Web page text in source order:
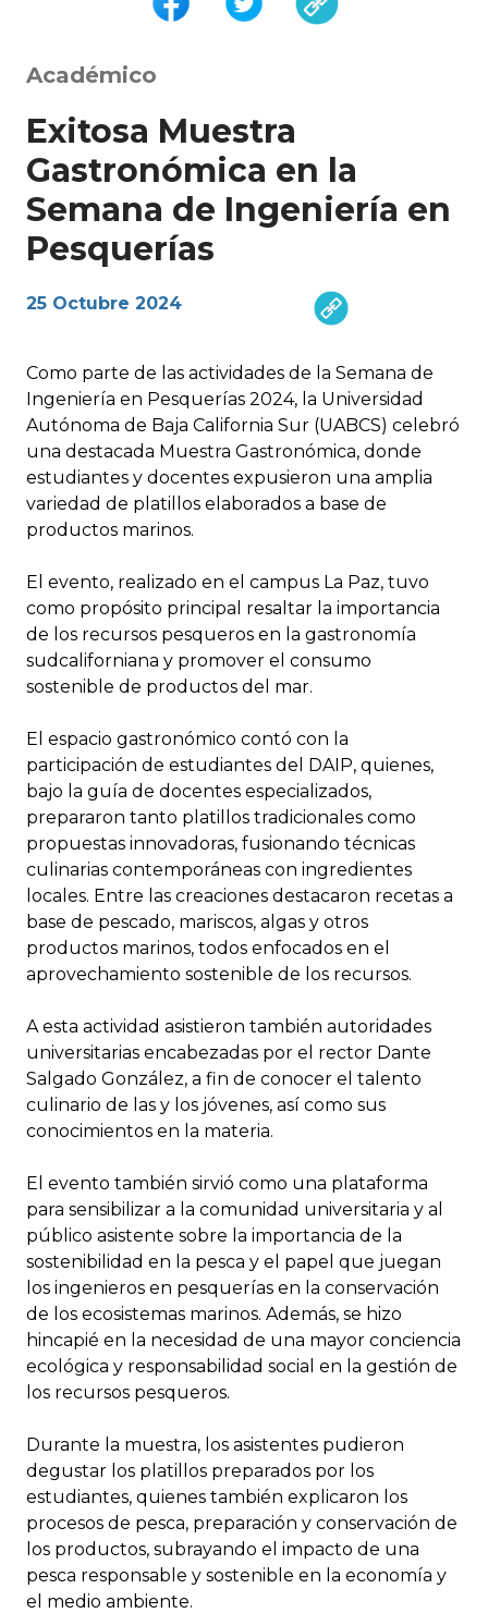
Académico
Exitosa Muestra
Gastronómica en la
Semana de Ingeniería en
Pesquerías
25 Octubre 2024
Como parte de las actividades de la Semana de
Ingeniería en Pesquerías 2024, la Universidad
Autónoma de Baja California Sur (UABCS) celebró
una destacada Muestra Gastronómica, donde
estudiantes y docentes expusieron una amplia
variedad de platillos elaborados a base de
productos marinos.
El evento, realizado en el campus La Paz, tuvo
como propósito principal resaltar la importancia
de los recursos pesqueros en la gastronomía
sudcaliforniana y promover el consumo
sostenible de productos del mar.
El espacio gastronómico contó con la
participación de estudiantes del DAIP, quienes,
bajo la guía de docentes especializados,
prepararon tanto platillos tradicionales como
propuestas innovadoras, fusionando técnicas
culinarias contemporáneas con ingredientes
locales. Entre las creaciones destacaron recetas a
base de pescado, mariscos, algas y otros
productos marinos, todos enfocados en el
aprovechamiento sostenible de los recursos.
A esta actividad asistieron también autoridades
universitarias encabezadas por el rector Dante
Salgado González, a fin de conocer el talento
culinario de las y los jóvenes, así como sus
conocimientos en la materia.
El evento también sirvió como una plataforma
para sensibilizar a la comunidad universitaria y al
público asistente sobre la importancia de la
sostenibilidad en la pesca y el papel que juegan
los ingenieros en pesquerías en la conservación
de los ecosistemas marinos. Además, se hizo
hincapié en la necesidad de una mayor conciencia
ecológica y responsabilidad social en la gestión de
los recursos pesqueros.
Durante la muestra, los asistentes pudieron
degustar los platillos preparados por los
estudiantes, quienes también explicaron los
procesos de pesca, preparación y conservación de
los productos, subrayando el impacto de una
pesca responsable y sostenible en la economía y
el medio ambiente.